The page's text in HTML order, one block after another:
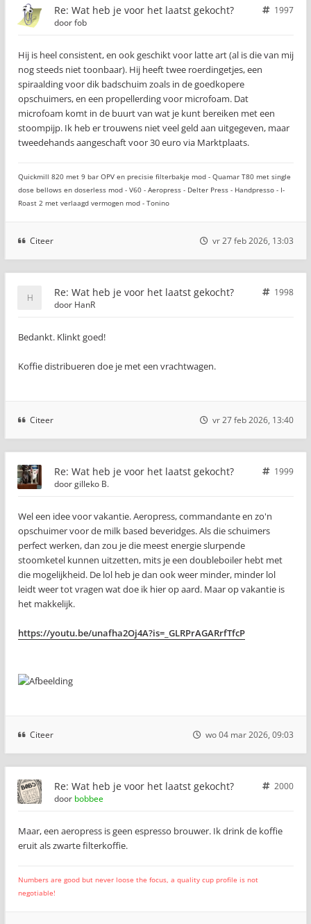
Re: Wat heb je voor het laatst gekocht?
1997
doorfob
Hij is heel consistent, en ook geschikt voor latte art (al is die van mij
nog steeds niet toonbaar). Hij heeft twee roerdingetjes, een
spiraalding voor dik badschuim zoals in de goedkopere
opschuimers, en een propellerding voor microfoam. Dat
microfoam komt in de buurt van wat je kunt bereiken met een
stoompijp. Ik heb er trouwens niet veel geld aan uitgegeven, maar
tweedehands aangeschaft voor 30 euro via Marktplaats.
Quickmill 820 met 9 bar OPV en precisie filterbakje mod - Quamar T80 met single
dose bellows en doserless mod - V60 - Aeropress - Delter Press - Handpresso - I-
Roast 2 met verlaagd vermogen mod - Tonino
Citeer vr 27 feb 2026, 13:03
Re: Wat heb je voor het laatst gekocht?
1998
door HanR
Bedankt. Klinkt goed!
Koffie distribueren doe je met een vrachtwagen.
Citeer vr 27 feb 2026, 13:40
Re: Wat heb je voor het laatst gekocht?
1999
doorgilleko B.
Wel een idee voor vakantie. Aeropress, commandante en zo'n
opschuimer voor de milk based beveridges. Als die schuimers
perfect werken, dan zou je die meest energie slurpende
stoomketel kunnen uitzetten, mits je een doubleboiler hebt met
die mogelijkheid. De lol heb je dan ook weer minder, minder lol
leidt weer tot vragen wat doe ik hier op aard. Maar op vakantie is
het makkelijk.
https://youtu.be/unafha2Oj4A?is=_GLRPrAGARrfTfcP
Citeer wo 04 mar 2026, 09:03
Re: Wat heb je voor het laatst gekocht?
2000
door bobbee
Maar, een aeropress is geen espresso brouwer. Ik drink de koffie
eruit als zwarte filterkoffie.
Numbers are good but never loose the focus, a quality cup profile is not
negotiable!